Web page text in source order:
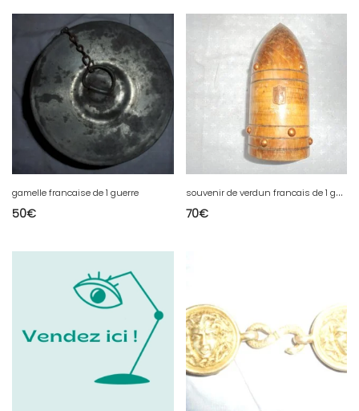
gamelle francaise de 1 guerre
50€
s
ouvenir de verdun francais de 1 guerre
70€